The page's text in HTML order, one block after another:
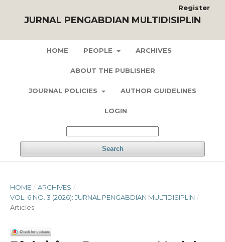
JURNAL PENGABDIAN MULTIDISIPLIN
HOME PEOPLE ARCHIVES
ABOUT THE PUBLISHER
JOURNAL POLICIES AUTHOR GUIDELINES
LOGIN
Search
Register
HOME / ARCHIVES /
VOL. 6 NO. 3 (2026): JURNAL PENGABDIAN MULTIDISIPLIN /
Articles